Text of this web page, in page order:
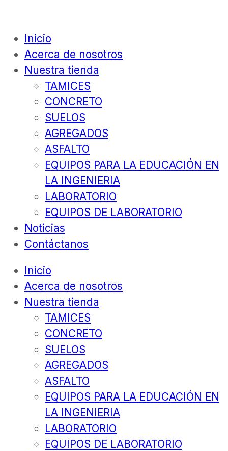
Inicio
Acerca de nosotros
Nuestra tienda
TAMICES
CONCRETO
SUELOS
AGREGADOS
ASFALTO
EQUIPOS PARA LA EDUCACIÓN EN
LA INGENIERIA
LABORATORIO
EQUIPOS DE LABORATORIO
Noticias
Contáctanos
Inicio
Acerca de nosotros
Nuestra tienda
TAMICES
CONCRETO
SUELOS
AGREGADOS
ASFALTO
EQUIPOS PARA LA EDUCACIÓN EN
LA INGENIERIA
LABORATORIO
EQUIPOS DE LABORATORIO